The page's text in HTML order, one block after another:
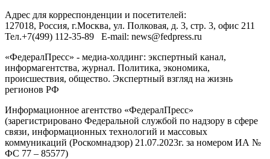
Адрес для корреспонденции и посетителей:
127018, Россия, г.Москва, ул. Полковая, д. 3, стр. 3, офис 211
Тел.+7(499) 112-35-89 E-mail: news@fedpress.ru
«ФедералПресс» - медиа-холдинг: экспертный канал,
информагентства, журнал. Политика, экономика,
происшествия, общество. Экспертный взгляд на жизнь
регионов РФ
Информационное агентство «ФедералПресс»
(зарегистрировано Федеральной службой по надзору в сфере
связи, информационных технологий и массовых
коммуникаций (Роскомнадзор) 21.07.2023г. за номером ИА №
ФС 77 – 85577)